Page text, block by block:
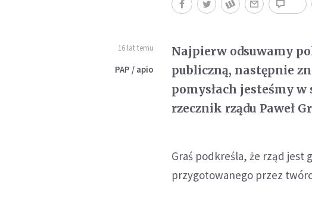
16 lat temu
PAP / apio
Najpierw odsuwamy
publiczną, następnie
pomysłach jesteśmy
rzecznik rządu Paweł
Graś podkreśla, że rząd
przygotowanego przez